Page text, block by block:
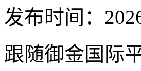
发布时间：
跟随御金国际